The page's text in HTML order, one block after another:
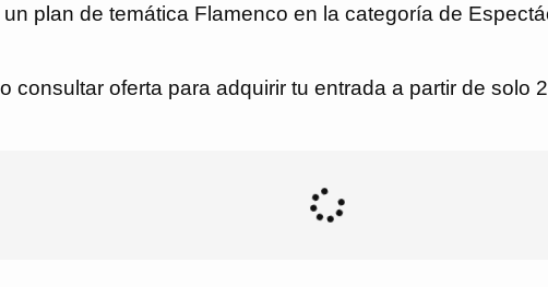
plan de temática Flamenco en la categoría de
consultar oferta para adquirir tu entrada a partir de solo